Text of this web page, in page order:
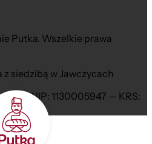
Putka. Wszelkie prawa
siedzibą w Jawczycach
NIP: 1130005947 — KRS: